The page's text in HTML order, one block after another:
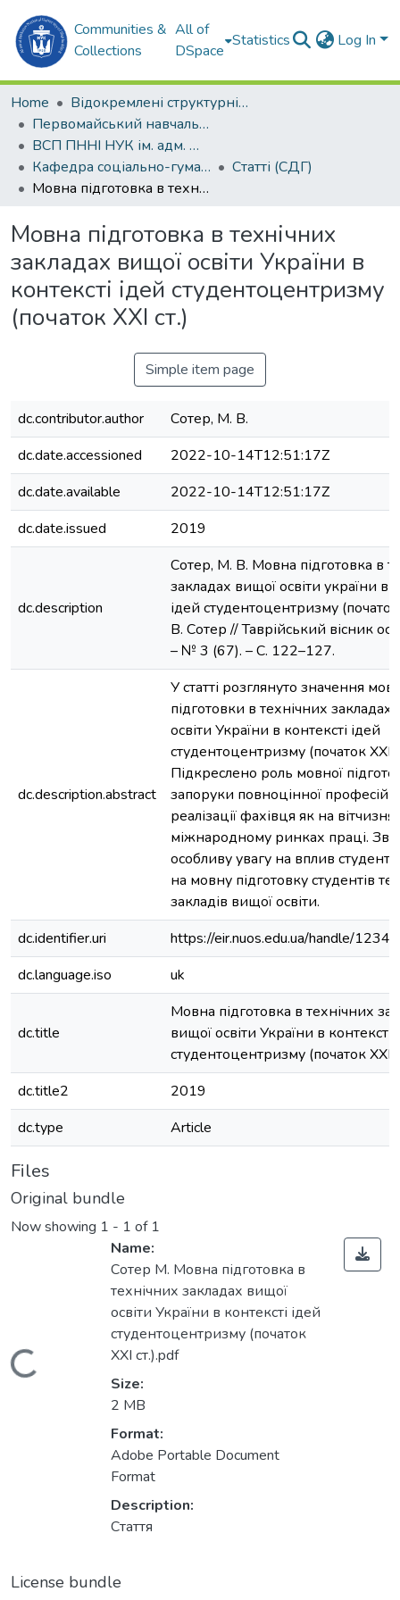
Communities &
Collections
All of
DSpace
Statistics Log In
Home
Відокремлені структурні підрозділи НУК ім. адм. Макарова
Первомайський навчально-науковий інститут НУК ім. адм. Макарова (ПННІ НУК)
ВСП ПННІ НУК ім. адм. Макарова
Кафедра соціально-гуманітарних дисциплін (СГД)
Статті (СДГ)
Мовна підготовка в технічних закладах вищої освіти України в контексті ідей студентоцентризму (початок XXI ст.)
Мовна підготовка в технічних
закладах вищої освіти України в
контексті ідей студентоцентризму
(початок XXI ст.)
Simple item page
dc.contributor.author
Сотер, М. В.
dc.date.accessioned
2022-10-14T12:51:17Z
dc.date.available
2022-10-14T12:51:17Z
dc.date.issued
2019
dc.description
Сотер, М. В. Мовна підготовка в
закладах вищої освіти україни в
ідей студентоцентризму
В. Сотер // Таврійський вісник
– № 3 (67). – С. 122–127.
dc.description.abstract
У статті розглянуто значення
підготовки в технічних закладах
освіти України в контексті ідей
студентоцентризму (початок XXI
Підкреслено роль мовної
запоруки повноцінної
реалізації фахівця як на
міжнародному ринках праці.
особливу увагу на вплив
на мовну підготовку студентів
закладів вищої освіти.
dc.identifier.uri
https://eir.nuos.edu.ua/handle/
dc.language.iso
uk
dc.title
Мовна підготовка в технічних
вищої освіти України в контексті
студентоцентризму (початок XXI
dc.title2
2019
dc.type
Article
Files
Original bundle
Now showing 1 - 1 of 1
Loading...
Name:
Сотер М. Мовна підготовка в
технічних закладах вищої
освіти України в контексті ідей
студентоцентризму (початок
XXI ст.).pdf
Size:
2 MB
Format:
Adobe Portable Document
Format
Description:
Стаття
License bundle